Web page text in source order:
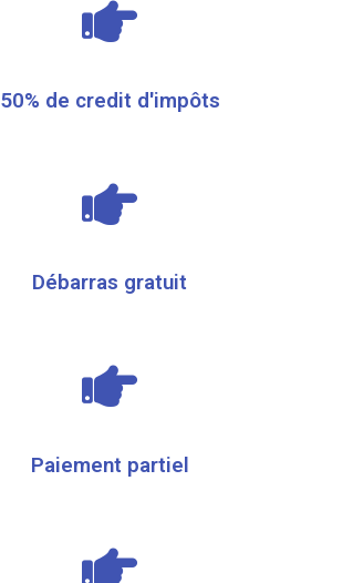
50% de credit d'impôts
Débarras gratuit
Paiement partiel